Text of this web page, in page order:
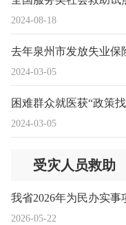
2024-08-18
2024-03-05
去年泉州市发放失业保
2024-03-05
困难群众就医获“政策
受灾人员救助
2026-05-22
我省2026年为民办实